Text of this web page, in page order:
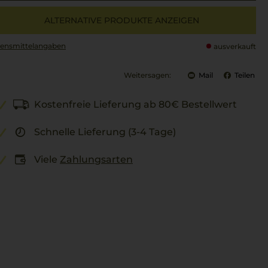
ALTERNATIVE PRODUKTE ANZEIGEN
ausverkauft
Weitersagen: Mail Teilen
Kostenfreie Lieferung ab 80€ Bestellwert
Schnelle Lieferung (3-4 Tage)
Viele Zahlungsarten